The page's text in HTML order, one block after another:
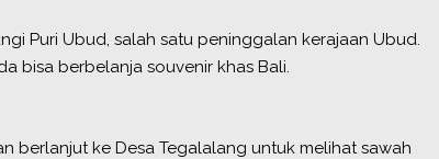
Puri Ubud, salah satu peninggalan kerajaan Ubud.
bisa berbelanja souvenir khas Bali.
berlanjut ke Desa Tegalalang untuk melihat sawah